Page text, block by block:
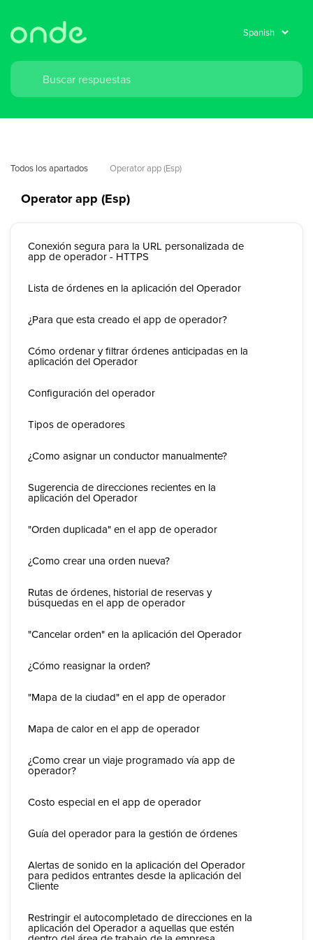
Todos los apartados Operator app (Esp)
Operator app (Esp)
Conexión segura para la URL personalizada de
app de operador - HTTPS
Lista de órdenes en la aplicación del Operador
¿Para que esta creado el app de operador?
Cómo ordenar y filtrar órdenes anticipadas en la
aplicación del Operador
Configuración del operador
Tipos de operadores
¿Como asignar un conductor manualmente?
Sugerencia de direcciones recientes en la
aplicación del Operador
"Orden duplicada" en el app de operador
¿Como crear una orden nueva?
Rutas de órdenes, historial de reservas y
búsquedas en el app de operador
"Cancelar orden" en la aplicación del Operador
¿Cómo reasignar la orden?
"Mapa de la ciudad" en el app de operador
Mapa de calor en el app de operador
¿Como crear un viaje programado vía app de
operador?
Costo especial en el app de operador
Guía del operador para la gestión de órdenes
Alertas de sonido en la aplicación del Operador
para pedidos entrantes desde la aplicación del
Cliente
Restringir el autocompletado de direcciones en la
aplicación del Operador a aquellas que estén